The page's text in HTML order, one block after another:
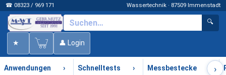
☎ 08323 / 969 171 Wassertechnik · 87509 Immenstadt
🔍
★ 👤 Login
Anwendungen › Schnelltests › Messbestecke ›